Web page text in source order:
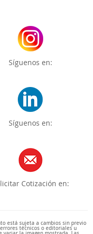
Síguenos en:
Síguenos en:
Cotización en:
está sujeta a cambios sin previo
técnicos o editoriales u